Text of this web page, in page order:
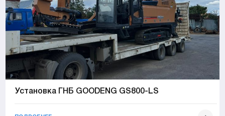
Установка ГНБ GOODENG GS800-LS